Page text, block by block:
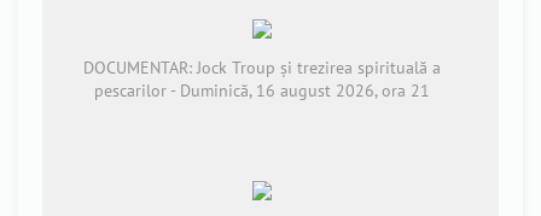
DOCUMENTAR: Jock Troup și trezirea spirituală a
pescarilor - Duminică, 16 august 2026, ora 21